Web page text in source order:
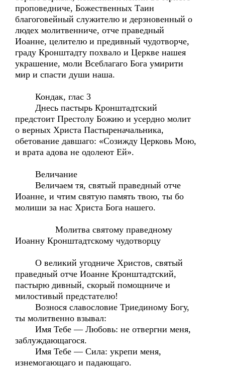
проповедниче, Божественных Таин
благоговейный служителю и дерзновенный о
людех молитвенниче, отче праведный
Иоанне, целителю и предивный чудотворче,
граду Кронштадту похвало и Церкве нашея
украшение, моли Всеблагаго Бога умирити
мир и спасти души наша.
Кондак, глас 3
Днесь пастырь Кронштадтский
предстоит Престолу Божию и усердно молит
о верных Христа Пастыреначальника,
обетование давшаго: «Созижду Церковь Мою,
и врата адова не одолеют Ей».
Величание
Величаем тя, святый праведный отче
Иоанне, и чтим святую память твою, ты бо
молиши за нас Христа Бога нашего.
Молитва святому праведному
Иоанну Кронштадтскому чудотворцу
О великий угодниче Христов, святый
праведный отче Иоанне Кронштадтский,
пастырю дивный, скорый помощниче и
милостивый предстателю!
Вознося славословие Триединому Богу,
ты молитвенно взывал:
Имя Тебе — Любовь: не отвергни меня,
заблуждающагося.
Имя Тебе — Сила: укрепи меня,
изнемогающаго и падающаго.